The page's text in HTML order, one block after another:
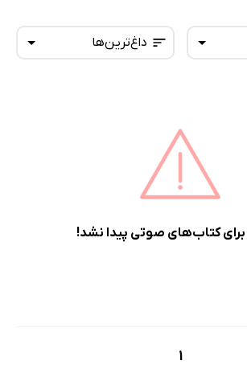
داغ‌ترین‌ها
پرفروش‌ها
پربحث‌ها
کتاب‌های صوتی پیدا نشد!
1